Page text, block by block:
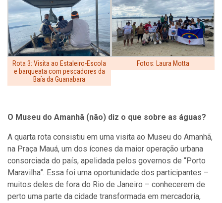
Rota 3: Visita ao Estaleiro-Escola
e barqueata com pescadores da
Baía da Guanabara
Fotos: Laura Motta
O Museu do Amanhã (não) diz o que sobre as águas?
A quarta rota consistiu em uma visita ao Museu do Amanhã,
na Praça Mauá, um dos ícones da maior operação urbana
consorciada do país, apelidada pelos governos de “Porto
Maravilha”. Essa foi uma oportunidade dos participantes –
muitos deles de fora do Rio de Janeiro – conhecerem de
perto uma parte da cidade transformada em mercadoria,